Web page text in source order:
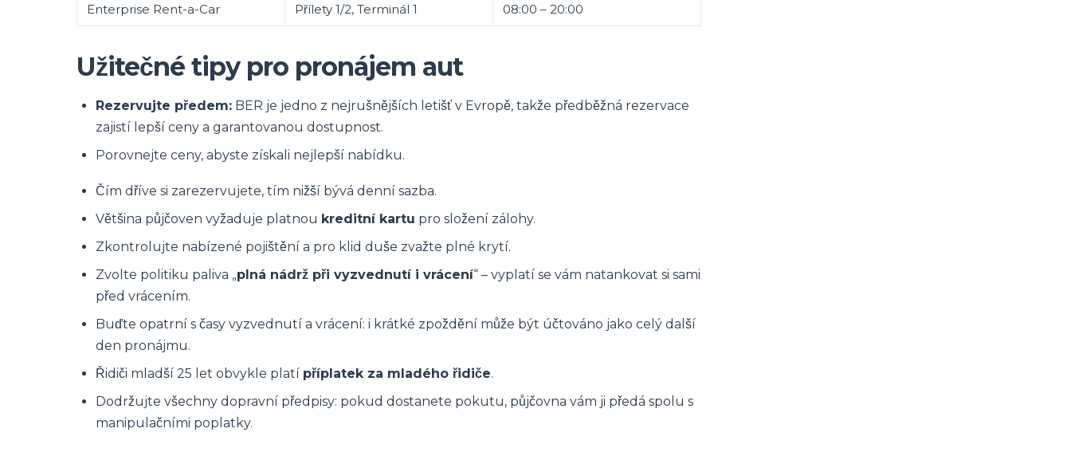
Enterprise Rent-a-Car Přílety 1/2, Terminál 1 08:00 – 20:00
Užitečné tipy pro pronájem aut
Rezervujte předem: BER je jedno z nejrušnějších letišť v Evropě, takže předběžná rezervace
zajistí lepší ceny a garantovanou dostupnost.
Porovnejte ceny, abyste získali nejlepší nabídku.
Čím dříve si zarezervujete, tím nižší bývá denní sazba.
Většina půjčoven vyžaduje platnou kreditní kartu pro složení zálohy.
Zkontrolujte nabízené pojištění a pro klid duše zvažte plné krytí.
Zvolte politiku paliva „plná nádrž při vyzvednutí i vrácení“ – vyplatí se vám natankovat si sami
před vrácením.
Buďte opatrní s časy vyzvednutí a vrácení: i krátké zpoždění může být účtováno jako celý další
den pronájmu.
Řidiči mladší 25 let obvykle platí příplatek za mladého řidiče.
Dodržujte všechny dopravní předpisy: pokud dostanete pokutu, půjčovna vám ji předá spolu s
manipulačními poplatky.